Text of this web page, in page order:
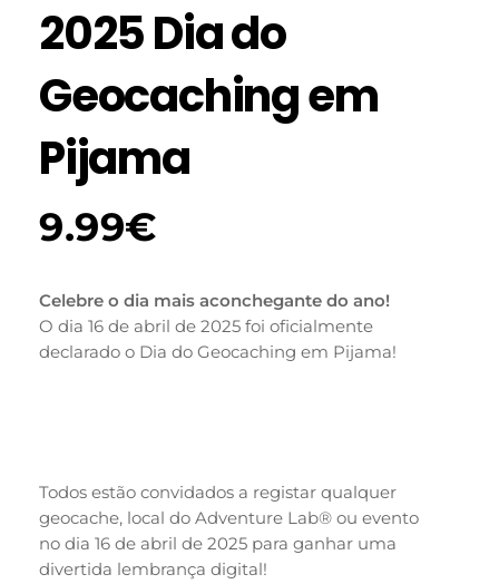
2025 Dia do
Geocaching em
Pijama
9.99€
Celebre o dia mais aconchegante do ano!
O dia 16 de abril de 2025 foi oficialmente
declarado o Dia do Geocaching em Pijama!
Todos estão convidados a registar qualquer
geocache, local do Adventure Lab® ou evento
no dia 16 de abril de 2025 para ganhar uma
divertida lembrança digital!